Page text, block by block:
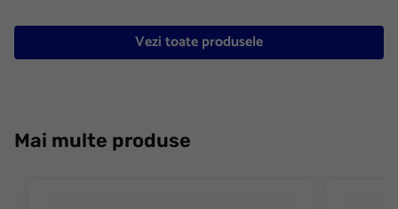
Vezi toate produsele
Mai multe produse